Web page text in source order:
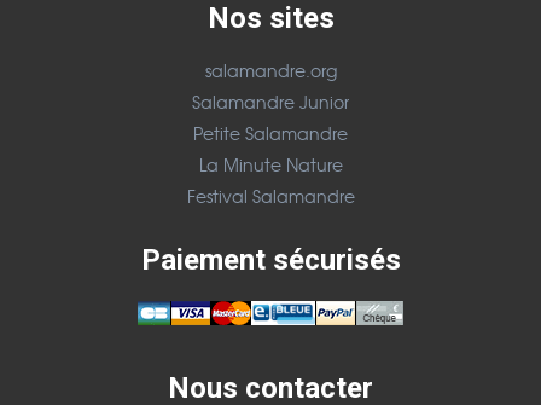
Nos sites
salamandre.org
Salamandre Junior
Petite Salamandre
La Minute Nature
Festival Salamandre
Paiement sécurisés
Nous contacter